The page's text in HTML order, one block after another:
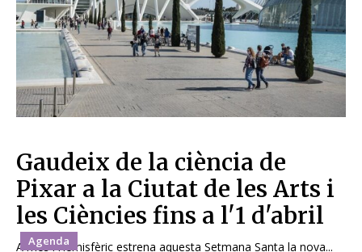
Agenda
Gaudeix de la ciència de
Pixar a la Ciutat de les Arts i
les Ciències fins a l'1 d'abril
A més l'Hemisfèric estrena aquesta Setmana Santa la nova...